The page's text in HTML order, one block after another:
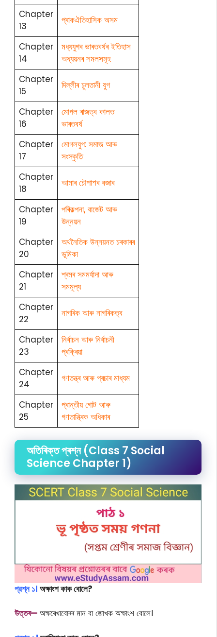
Chapter
13
প্ৰাকঐতিহাসিক অসম
Chapter
14
মধ্যযুগৰ ভাৰতবৰ্ষৰ ইতিহাস
অধ্যয়নৰ সমলসমূহ
Chapter
15
দিল্লীৰ চুলতানী যুগ
Chapter
16
মোগল ৰাজত্ব কালত
ভাৰতবৰ্ষ
Chapter
17
মোগলযুগ: সমাজ আৰু
সংস্কৃতি
Chapter
18
আমাৰ চৌপাশৰ বজাৰ
Chapter
19
পৰিকল্পনা, বাজেট আৰু
উন্নয়ন
Chapter
20
অৰ্থনৈতিক উন্নয়নত চৰকাৰৰ
ভূমিকা
Chapter
21
শ্ৰমৰ সমমৰ্যাদা আৰু
সমমূল্য
Chapter
22
নাগৰিক আৰু নাগৰিকত্ব
Chapter
23
নিৰ্বাচন আৰু নিৰ্বাচনী
প্ৰক্ৰিয়া
Chapter
24
গণতন্ত্ৰ আৰু প্ৰচাৰ মাধ্যম
Chapter
25
প্ৰান্তীয় গোট আৰু
গণতান্ত্ৰিক অধিকাৰ
অতিৰিক্ত প্ৰশ্ন (Class 7 Social
Science Chapter 1)
প্রশ্ন ১। অক্ষাংশ কাক বোলে?
উত্তৰ— অক্ষৰেখাবোৰৰ মান বা জোখক অক্ষাংশ বোলে।